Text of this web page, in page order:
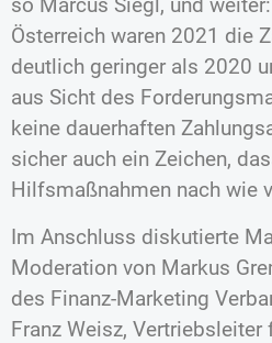
so Marcus Siegl, und
Österreich waren 2021 die
deutlich geringer als 2020
aus Sicht des
keine dauerhaften
sicher auch ein Zeichen,
Hilfsmaßnahmen nach wie
Im Anschluss diskutierte
Moderation von Markus
des Finanz-Marketing
Franz Weisz, Vertriebsleiter